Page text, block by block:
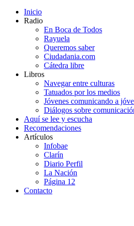
Inicio
Radio
En Boca de Todos
Rayuela
Queremos saber
Ciudadania.com
Cátedra libre
Libros
Navegar entre culturas
Tatuados por los medios
Jóvenes comunicando a
Diálogos sobre
Aquí se lee y escucha
Recomendaciones
Artículos
Infobae
Clarín
Diario Perfil
La Nación
Página 12
Contacto